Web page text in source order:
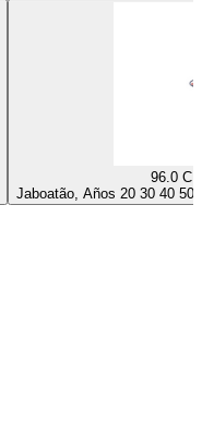
96.0
Jaboatão, Años 20 30 40